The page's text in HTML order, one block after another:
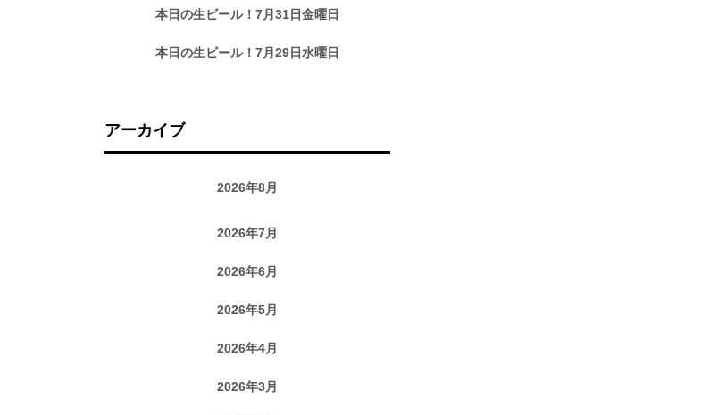
本日の生ビール！7月31日金曜日
本日の生ビール！7月29日水曜日
アーカイブ
2026年8月
2026年7月
2026年6月
2026年5月
2026年4月
2026年3月